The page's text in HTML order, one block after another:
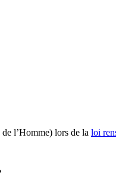
l’Homme) lors de la loi